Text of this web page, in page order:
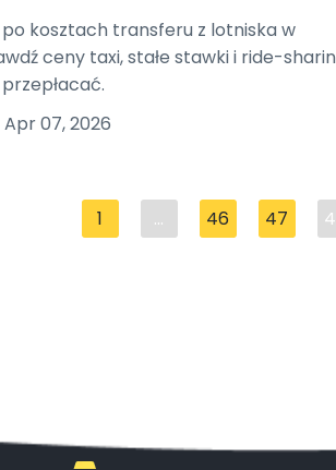
kosztach transferu z lotniska w
ceny taxi, stałe stawki i ride-
Apr 07, 2026
1 ... 46 47